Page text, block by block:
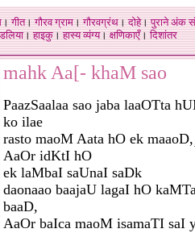
।गीत।गौरव ग्राम।गौरवग्रंथ।दोहे।पुराने अंक
।हाइकु।हास्य व्यंग्य।क्षणिकाएँ।दिशांतर
mahk Aa[- khaM sao
PaazSaalaa sao jaba laaOTta
ko ilae
rasto maoM Aata hO ek maaoD,¸
AaOr idKtI hO
ek laMbaI saUnaI saDk
daonaao baajaU lagaI hO
baaD,
AaOr baIca maoM isamaTI saI